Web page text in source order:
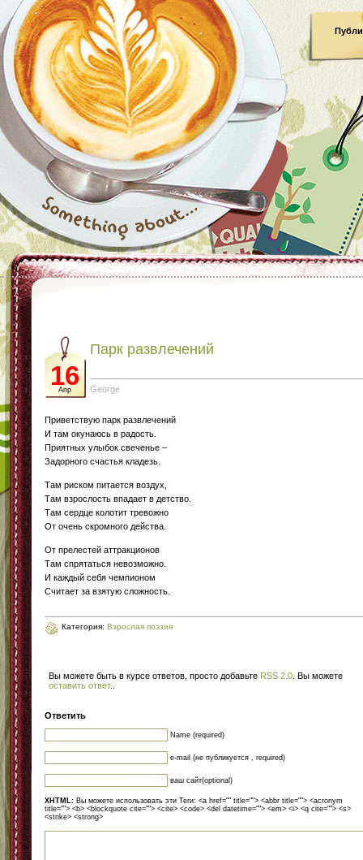
16
Апр
Парк развлечений
George
Приветствую парк развлечений
И там окунаюсь в радость.
Приятных улыбок свеченье –
Задорного счастья кладезь.
Там риском питается воздух,
Там взрослость впадает в детство.
Там сердце колотит тревожно
От очень скромного действа.
От прелестей аттракционов
Там спрятаться невозможно.
И каждый себя чемпионом
Считает за взятую сложность.
Категория: Взрослая поэзия
Вы можете быть в курсе ответов, просто добавьте RSS 2.0 . Вы можете
оставить ответ.
Ответить
Name (required)
e-mail (не публикуется , required)
ваш сайт(optional)
XHTML: Вы можете использовать эти Теги: <a href="" title=""> <abbr title=""> <acronym
title=""> <b> <blockquote cite=""> <cite> <code> <del datetime=""> <em> <i> <q cite=""> <s>
<strike> <strong>